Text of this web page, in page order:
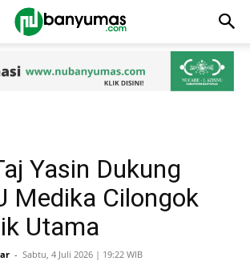
Yasin Dukung
Medika Cilongok
Utama
- Sabtu, 4 Juli 2026 | 19:22 WIB